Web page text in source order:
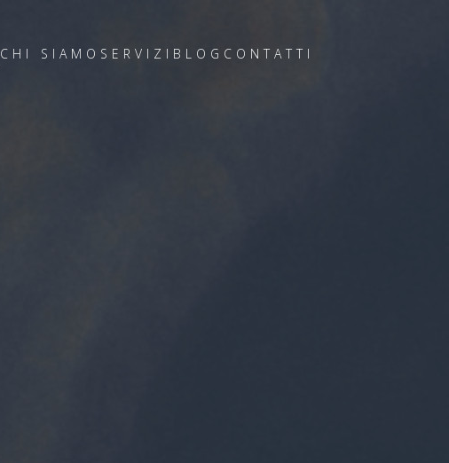
CHI SIAMO SERVIZI BLOG CONTATTI